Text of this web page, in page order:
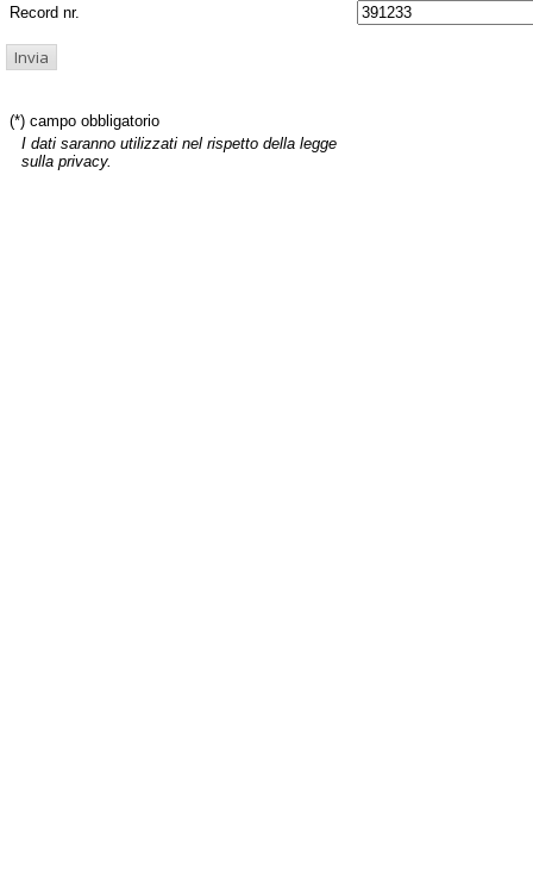
Record nr.
(*) campo obbligatorio
I dati saranno utilizzati nel rispetto della legge
sulla privacy.